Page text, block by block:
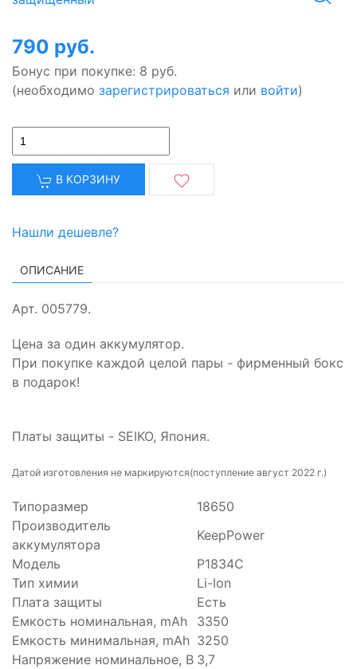
790 руб.
Бонус при покупке: 8 руб.
(необходимо зарегистрироваться или войти)
В КОРЗИНУ
Нашли дешевле?
ОПИСАНИЕ
Арт. 005779.
Цена за один аккумулятор.
При покупке каждой целой пары - фирменный бокс
в подарок!
Платы защиты - SEIKO, Япония.
Датой изготовления не маркируются(поступление август 2022 г.)
Типоразмер
18650
Производитель
аккумулятора
KeepPower
Модель
P1834C
Тип химии
Li-Ion
Плата защиты
Есть
Емкость номинальная, mAh
3350
Емкость минимальная, mAh 3250
Напряжение номинальное, В 3,7